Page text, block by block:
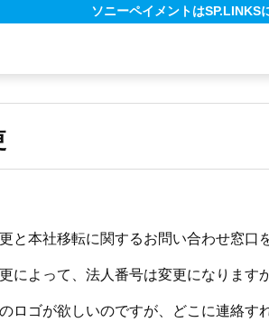
ソニーペイメントはSP.LINKS
と本社移転に関するお問い合わせ窓口
によって、法人番号は変更になりますか
ロゴが欲しいのですが、どこに連絡す